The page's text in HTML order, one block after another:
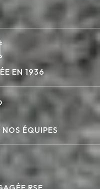
EN 1936
ÉQUIPES